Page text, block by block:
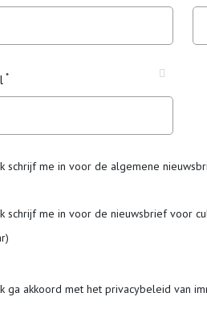
schrijf me in voor de algemene
schrijf me in voor de nieuwsbrief voor
ga akkoord met het privacybeleid van